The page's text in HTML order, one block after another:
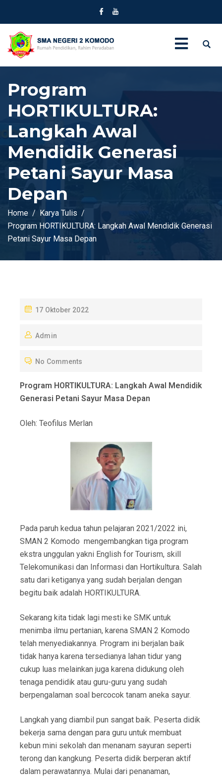
Program
HORTIKULTURA:
Langkah Awal
Mendidik Generasi
Petani Sayur Masa
Depan
Home
Karya Tulis
Program HORTIKULTURA: Langkah Awal Mendidik Generasi
Petani Sayur Masa Depan
P
S
E
O
17 Oktober 2022
Admin
No Comments
Program HORTIKULTURA: Langkah Awal Mendidik
Generasi Petani Sayur Masa Depan
Oleh: Teofilus Merlan
Pada paruh kedua tahun pelajaran 2021/2022 ini,
SMAN 2 Komodo mengembangkan tiga program
ekstra unggulan yakni English for Tourism, skill
Telekomunikasi dan Informasi dan Hortikultura. Salah
satu dari ketiganya yang sudah berjalan dengan
begitu baik adalah HORTIKULTURA.
Sekarang kita tidak lagi mesti ke SMK untuk
menimba ilmu pertanian, karena SMAN 2 Komodo
telah menyediakannya. Program ini berjalan baik
tidak hanya karena tersedianya lahan tidur yang
cukup luas melainkan juga karena didukung oleh
tenaga pendidik atau guru-guru yang sudah
berpengalaman soal bercocok tanam aneka sayur.
Langkah yang diambil pun sangat baik. Peserta didik
bekerja sama dengan para guru untuk membuat
kebun mini sekolah dan menanam sayuran seperti
terong dan kangkung. Peserta didik berperan aktif
dalam perawatannya. Mulai dari penanaman,